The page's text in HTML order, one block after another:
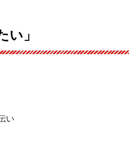
い」
い